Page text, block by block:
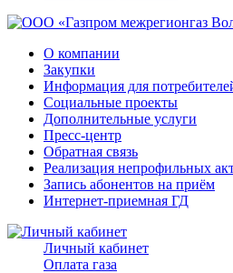
О компании
Закупки
Информация для
Социальные проекты
Дополнительные услуги
Пресс-центр
Обратная связь
Реализация непрофильных
Запись абонентов на приём
Интернет-приемная ГД
Личный кабинет
Оплата газа